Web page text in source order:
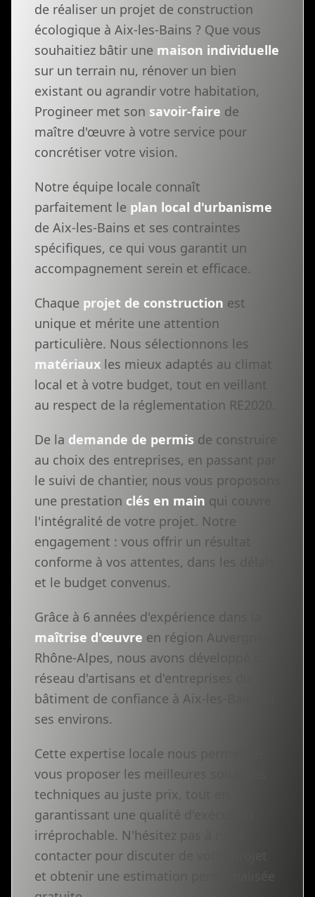
de réaliser un projet de construction
écologique à Aix-les-Bains ? Que vous
souhaitiez bâtir une maison individuelle
sur un terrain nu, rénover un bien
existant ou agrandir votre habitation,
Progineer met son savoir-faire de
maître d'œuvre à votre service pour
concrétiser votre vision.
Notre équipe locale connaît
parfaitement le plan local d'urbanisme
de Aix-les-Bains et ses contraintes
spécifiques, ce qui vous garantit un
accompagnement serein et efficace.
Chaque projet de construction est
unique et mérite une attention
particulière. Nous sélectionnons les
matériaux les mieux adaptés au climat
local et à votre budget, tout en veillant
au respect de la réglementation RE2020.
De la demande de permis de construire
au choix des entreprises, en passant par
le suivi de chantier, nous vous proposons
une prestation clés en main qui couvre
l'intégralité de votre projet. Notre
engagement : vous offrir un résultat
conforme à vos attentes, dans les délais
et le budget convenus.
Grâce à 6 années d'expérience dans la
maîtrise d'œuvre en région Auvergne-
Rhône-Alpes, nous avons développé un
réseau d'artisans et d'entreprises du
bâtiment de confiance à Aix-les-Bains et
ses environs.
Cette expertise locale nous permet de
vous proposer les meilleures solutions
techniques au juste prix, tout en
garantissant une qualité d'exécution
irréprochable. N'hésitez pas à nous
contacter pour discuter de votre projet
et obtenir une estimation personnalisée